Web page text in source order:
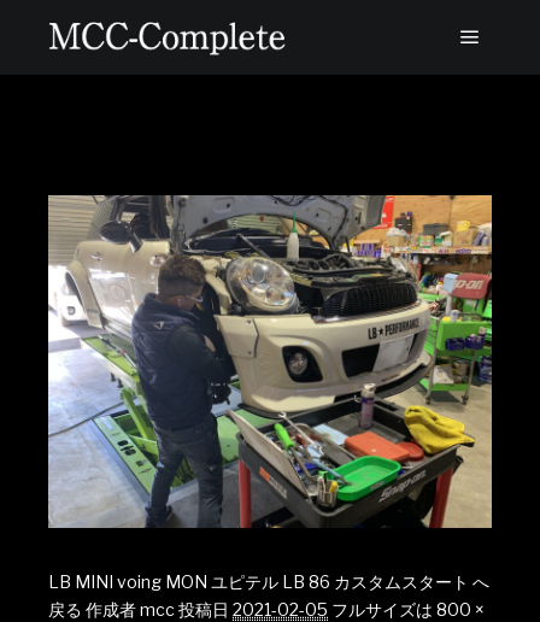
LB MINI voing MON ユピテル LB 86 カスタムスタート へ
戻る 作成者mcc投稿日 2021-02-05 フルサイズは 800 ×